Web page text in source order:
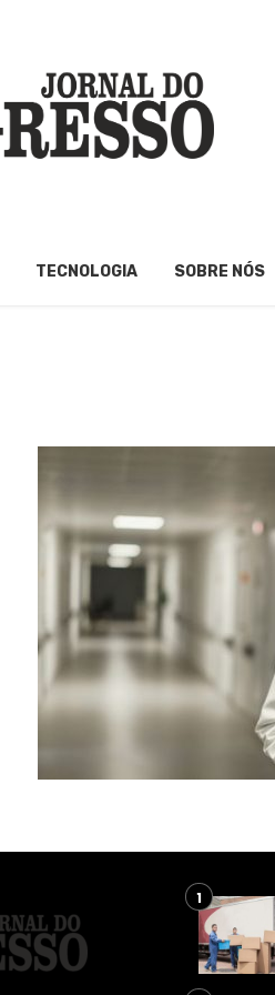
TECNOLOGIA SOBRE NÓS